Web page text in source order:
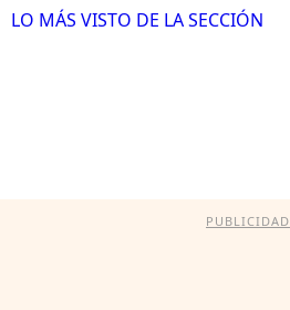
LO MÁS VISTO DE LA SECCIÓN
PUBLICIDAD